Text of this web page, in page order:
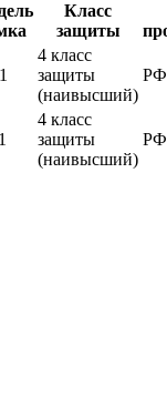
Класс
защиты
4 класс
защиты
(наивысший)
РФ
4 класс
защиты
(наивысший)
РФ